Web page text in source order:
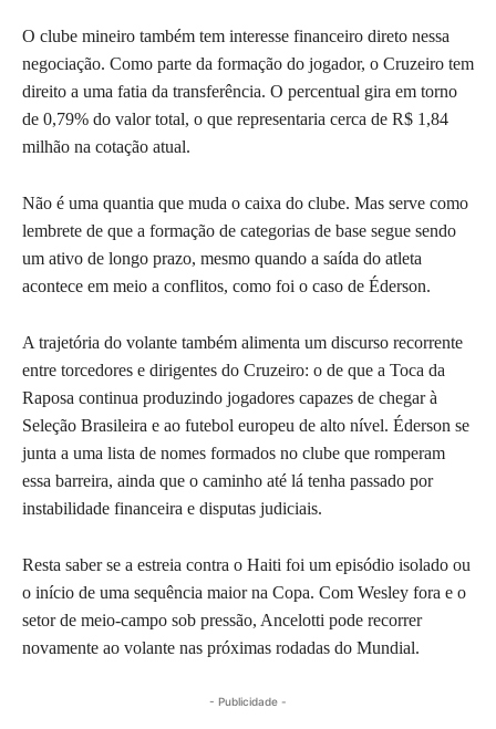
O clube mineiro também tem interesse financeiro direto nessa
negociação. Como parte da formação do jogador, o Cruzeiro tem
direito a uma fatia da transferência. O percentual gira em torno
de 0,79% do valor total, o que representaria cerca de R$ 1,84
milhão na cotação atual.
Não é uma quantia que muda o caixa do clube. Mas serve como
lembrete de que a formação de categorias de base segue sendo
um ativo de longo prazo, mesmo quando a saída do atleta
acontece em meio a conflitos, como foi o caso de Éderson.
A trajetória do volante também alimenta um discurso recorrente
entre torcedores e dirigentes do Cruzeiro: o de que a Toca da
Raposa continua produzindo jogadores capazes de chegar à
Seleção Brasileira e ao futebol europeu de alto nível. Éderson se
junta a uma lista de nomes formados no clube que romperam
essa barreira, ainda que o caminho até lá tenha passado por
instabilidade financeira e disputas judiciais.
Resta saber se a estreia contra o Haiti foi um episódio isolado ou
o início de uma sequência maior na Copa. Com Wesley fora e o
setor de meio-campo sob pressão, Ancelotti pode recorrer
novamente ao volante nas próximas rodadas do Mundial.
- Publicidade -